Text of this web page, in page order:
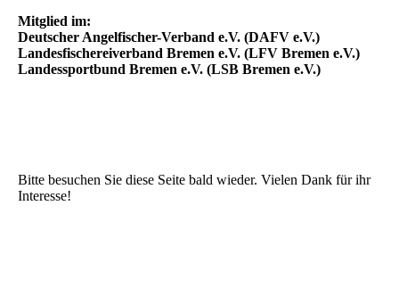
Mitglied im:
Deutscher Angelfischer-Verband e.V. (DAFV e.V.)
Landesfischereiverband Bremen e.V. (LFV Bremen e.V.)
Landessportbund Bremen e.V. (LSB Bremen e.V.)
Bitte besuchen Sie diese Seite bald wieder. Vielen Dank für ihr
Interesse!